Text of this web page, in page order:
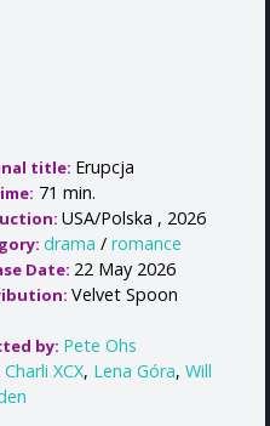
title: Erupcja
71 min.
USA/Polska , 2026
drama / romance
Date: 22 May 2026
Velvet Spoon
by: Pete Ohs
Charli XCX, Lena Góra, Will